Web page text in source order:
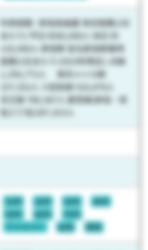
利用者数 : 新宿高島屋 来店客数(1日
あたり) 平日 約80,000人 休日 約
120,000人 新宿駅 各社新宿駅乗降
客数(1日あたり/2019年現在) JR線
1,550,772人 東京メトロ線
237,552人 小田急線 516,876人
京王線 788,567人 都営線(新宿・新
宿三丁目)387,915人
10代 20代 30代
40代
50代
60代
70代
ファミリー
女性 男性